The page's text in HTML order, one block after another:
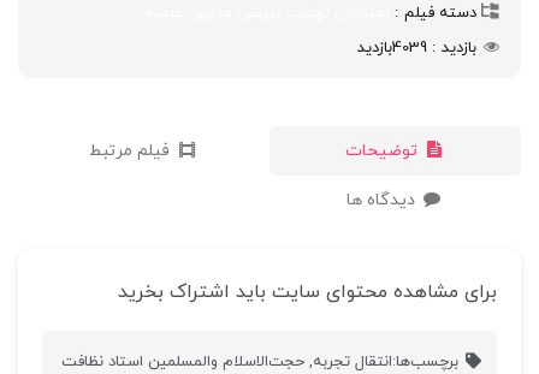
دسته فیلم
بازدید
4039بازدید
توضیحات فیلم مرتبط
دیدگاه ها
برای مشاهده محتوای سایت باید اشتراک بخرید
برچسب‌ها:انتقال تجربه,حجت‌الاسلام والمسلمین استاد نظافت